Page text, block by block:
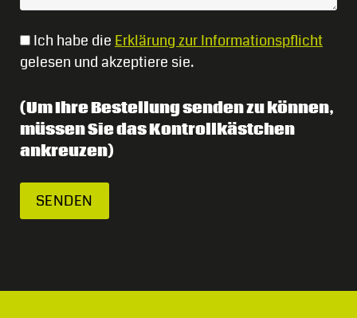
Ich habe die Erklärung zur Informationspflicht
gelesen und akzeptiere sie.
(Um Ihre Bestellung senden zu können,
müssen Sie das Kontrollkästchen
ankreuzen)